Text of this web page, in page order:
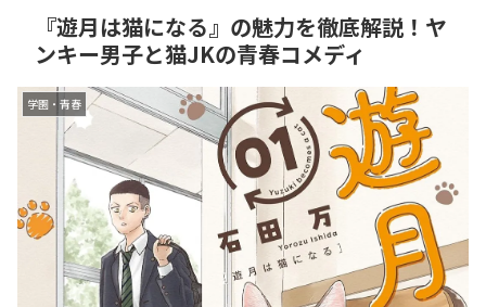
『遊月は猫になる』の魅力を徹底解説！ヤ
ンキー男子と猫JKの青春コメディ
学園・青春